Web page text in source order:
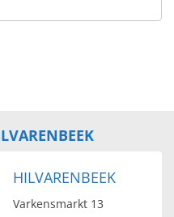
HILVARENBEEK
Varkensmarkt 13